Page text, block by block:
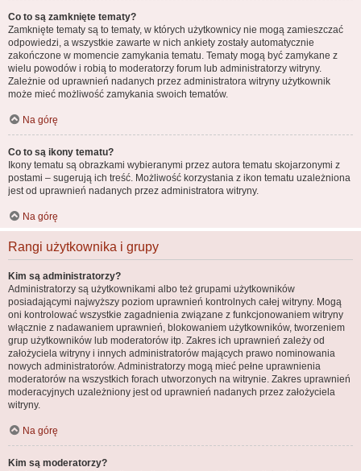
Co to są zamknięte tematy?
Zamknięte tematy są to tematy, w których użytkownicy nie mogą zamieszczać
odpowiedzi, a wszystkie zawarte w nich ankiety zostały automatycznie
zakończone w momencie zamykania tematu. Tematy mogą być zamykane z
wielu powodów i robią to moderatorzy forum lub administratorzy witryny.
Zależnie od uprawnień nadanych przez administratora witryny użytkownik
może mieć możliwość zamykania swoich tematów.
Na górę
Co to są ikony tematu?
Ikony tematu są obrazkami wybieranymi przez autora tematu skojarzonymi z
postami – sugerują ich treść. Możliwość korzystania z ikon tematu uzależniona
jest od uprawnień nadanych przez administratora witryny.
Na górę
Rangi użytkownika i grupy
Kim są administratorzy?
Administratorzy są użytkownikami albo też grupami użytkowników
posiadającymi najwyższy poziom uprawnień kontrolnych całej witryny. Mogą
oni kontrolować wszystkie zagadnienia związane z funkcjonowaniem witryny
włącznie z nadawaniem uprawnień, blokowaniem użytkowników, tworzeniem
grup użytkowników lub moderatorów itp. Zakres ich uprawnień zależy od
założyciela witryny i innych administratorów mających prawo nominowania
nowych administratorów. Administratorzy mogą mieć pełne uprawnienia
moderatorów na wszystkich forach utworzonych na witrynie. Zakres uprawnień
moderacyjnych uzależniony jest od uprawnień nadanych przez założyciela
witryny.
Na górę
Kim są moderatorzy?